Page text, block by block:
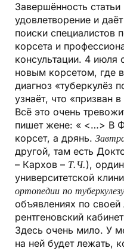
Завершённость
удовлетворение и
поиски специалистов
корсета и
консультации. 4 июля
новым корсетом, где
диагноз «туберкулёз
узнаёт, что «призван
Всё это очень
пишет жене: « <…> В
корсет, а дрянь.
другой, там есть
– Кархов – Т.Ч.),
университетской
ортопедии по туберкулезу
объявлениях по своей
рентгеновский
Здесь очень мило. У
на ней будет лежать,